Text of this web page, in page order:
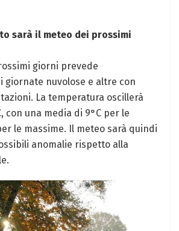
sarà⁢ il meteo dei prossimi
giorni prevede
giornate nuvolose e⁤ altre con
La temperatura⁣ oscillerà⁣
con una media di 9°C per le
le massime. Il meteo sarà‌ quindi‍
anomalie rispetto alla